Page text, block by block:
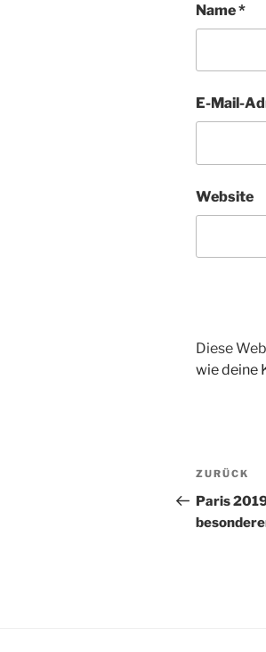
Name*
E-Mail-
Website
Diese
wie deine
Vorheriger
Beitrag
ZURÜCK
Paris